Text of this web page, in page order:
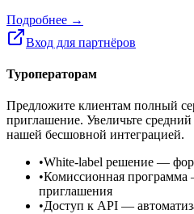
Подробнее →
Вход для партнёров
Туроператорам
Предложите клиентам полный
приглашение. Увеличьте
нашей бесшовной интеграцией.
•White-label решение —
•Комиссионная программа
приглашения
•Доступ к API —